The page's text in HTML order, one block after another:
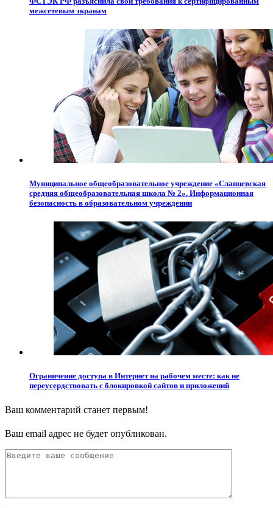
межсетевым экранам
Муниципальное общеобразовательное учреждение «Сланцевская
средняя общеобразовательная школа № 2». Информационная
безопасность в образовательном учреждении
Ограничение доступа в Интернет на рабочем месте: как не
переусердствовать с блокировкой сайтов и приложений
Ваш комментарий станет первым!
Ваш email адрес не будет опубликован.